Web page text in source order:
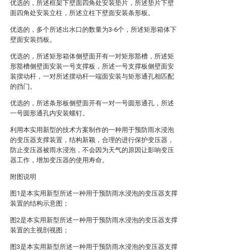
优选的，所述框架下壁面四角处安装垫片，所述垫片下壁
面四角处安装立柱，所述立柱下壁面安装条形板。
优选的，多个所述出水口的数量为3-6个，所述矩形箱体下
壁面安装挡板。
优选的，所述矩形箱体侧壁面开有一对矩形豁槽，所述矩
形豁槽侧壁面安装一号支撑板，所述一号支撑板侧壁面安
装摆动杆，一对所述摆动杆一端面安装与矩形通孔相匹配
的挡门。
优选的，所述条形板侧壁面开有一对一号圆形通孔，所述
一号圆形通孔内安装螺钉。
利用本实用新型的技术方案制作的一种用于预防雨水浸泡
的变压器支撑装置，结构新颖，合理的进行保护变压器，
防止变压器被雨水浸泡，不会因为天气的原因让影响变压
器工作，增加变压器的使用寿命。
附图说明
图1是本实用新型所述一种用于预防雨水浸泡的变压器支撑
装置的结构示意图；
图2是本实用新型所述一种用于预防雨水浸泡的变压器支撑
装置的主视剖视图；
图3是本实用新型所述一种用于预防雨水浸泡的变压器支撑